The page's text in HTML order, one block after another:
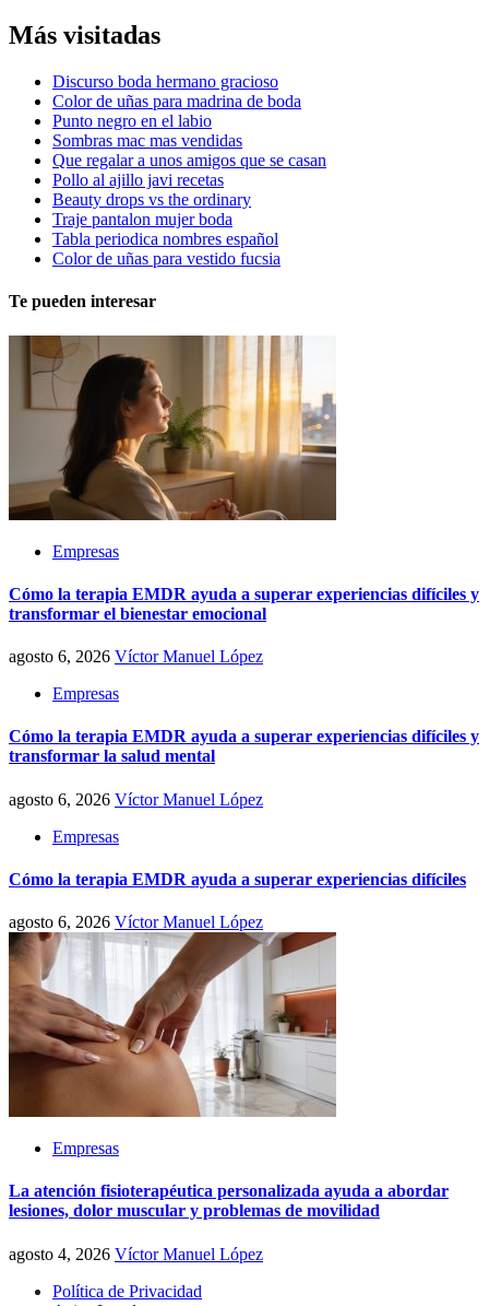
Más visitadas
Discurso boda hermano gracioso
Color de uñas para madrina de boda
Punto negro en el labio
Sombras mac mas vendidas
Que regalar a unos amigos que se casan
Pollo al ajillo javi recetas
Beauty drops vs the ordinary
Traje pantalon mujer boda
Tabla periodica nombres español
Color de uñas para vestido fucsia
Te pueden interesar
Empresas
Cómo la terapia EMDR ayuda a superar experiencias difíciles y
transformar el bienestar emocional
agosto 6, 2026 Víctor Manuel López
Empresas
Cómo la terapia EMDR ayuda a superar experiencias difíciles y
transformar la salud mental
agosto 6, 2026 Víctor Manuel López
Empresas
Cómo la terapia EMDR ayuda a superar experiencias difíciles
agosto 6, 2026 Víctor Manuel López
Empresas
La atención fisioterapéutica personalizada ayuda a abordar
lesiones, dolor muscular y problemas de movilidad
agosto 4, 2026 Víctor Manuel López
Política de Privacidad